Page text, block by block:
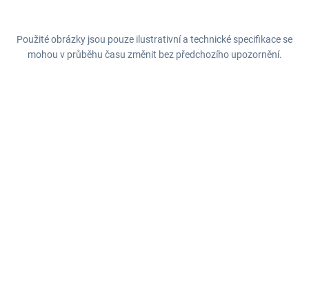
Použité obrázky jsou pouze ilustrativní a technické specifikace se
mohou v průběhu času změnit bez předchozího upozornění.